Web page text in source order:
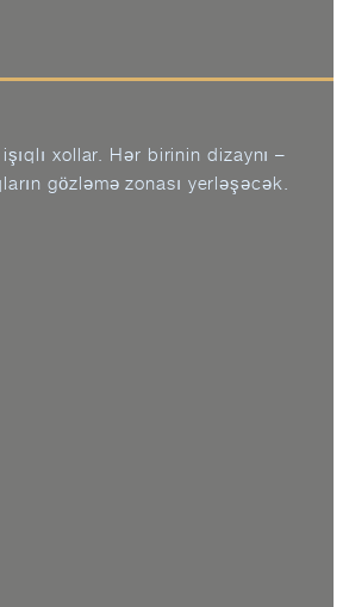
xollar. Hər birinin dizaynı –
gözləmə zonası yerləşəcək.